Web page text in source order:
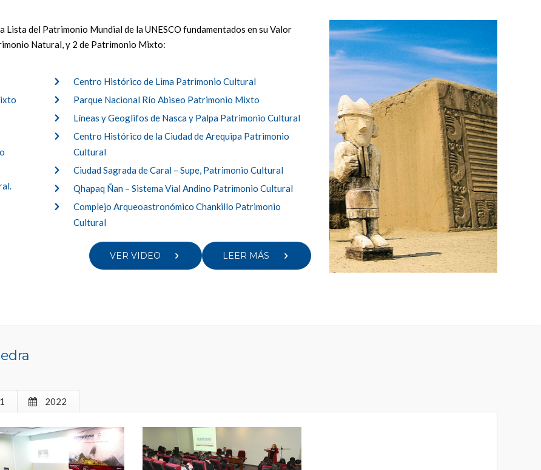
del Patrimonio Mundial de la UNESCO fundamentados en su Valor
Natural, y 2 de Patrimonio Mixto:
Centro Histórico de Lima Patrimonio Cultural
Parque Nacional Río Abiseo Patrimonio Mixto
Líneas y Geoglifos de Nasca y Palpa Patrimonio Cultural
Centro Histórico de la Ciudad de Arequipa Patrimonio
Cultural
Ciudad Sagrada de Caral – Supe, Patrimonio Cultural
Qhapaq Ñan – Sistema Vial Andino Patrimonio Cultural
Complejo Arqueoastronómico Chankillo Patrimonio
Cultural
LEER MÁS
VER VIDEO
2022